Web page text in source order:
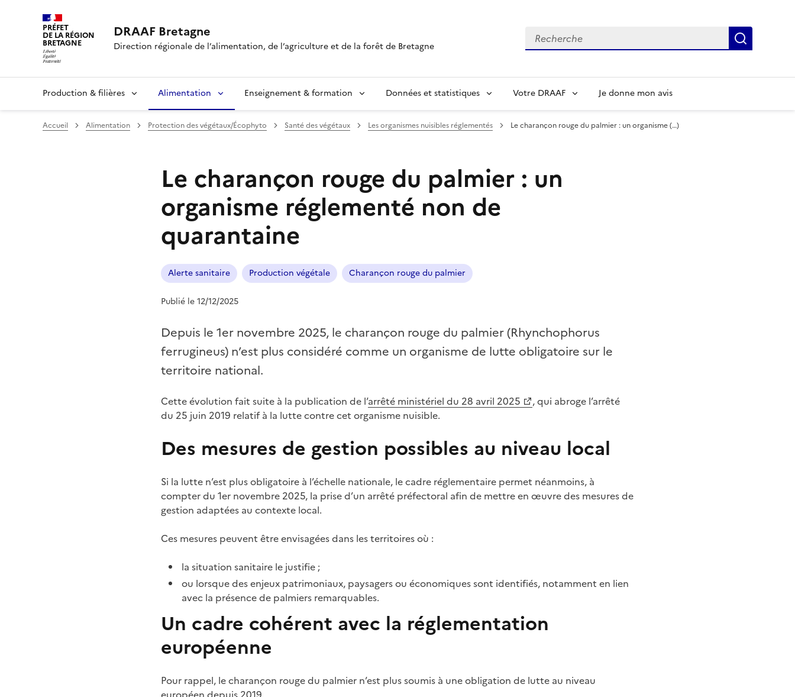
PRÉFET
DE LA RÉGION
BRETAGNE
DRAAF Bretagne
Direction régionale de l’alimentation, de l’agriculture et de la forêt de Bretagne
Recherche
Production & filières Alimentation Enseignement & formation Données et statistiques Votre DRAAF Je donne mon avis
Accueil Alimentation Protection des végétaux/Écophyto Santé des végétaux Les organismes nuisibles réglementés Le charançon rouge du palmier : un organisme (…)
Le charançon rouge du palmier : un
organisme réglementé non de
quarantaine
Alerte sanitaire Production végétale Charançon rouge du palmier
Publié le 12/12/2025
Depuis le 1er novembre 2025, le charançon rouge du palmier (Rhynchophorus
ferrugineus) n’est plus considéré comme un organisme de lutte obligatoire sur le
territoire national.
Cette évolution fait suite à la publication de l’arrêté ministériel du 28 avril 2025
, qui abroge l’arrêté
du 25 juin 2019 relatif à la lutte contre cet organisme nuisible.
Des mesures de gestion possibles au niveau local
Si la lutte n’est plus obligatoire à l’échelle nationale, le cadre réglementaire permet néanmoins, à
compter du 1er novembre 2025, la prise d’un arrêté préfectoral afin de mettre en œuvre des mesures de
gestion adaptées au contexte local.
Ces mesures peuvent être envisagées dans les territoires où :
la situation sanitaire le justifie ;
ou lorsque des enjeux patrimoniaux, paysagers ou économiques sont identifiés, notamment en lien
avec la présence de palmiers remarquables.
Un cadre cohérent avec la réglementation
européenne
Pour rappel, le charançon rouge du palmier n’est plus soumis à une obligation de lutte au niveau